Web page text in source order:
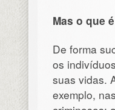
Mas o que
De forma
os
suas vidas.
exemplo,